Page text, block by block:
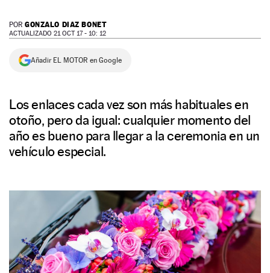
SERVICIOS
NEWSLETTER
POR GONZALO DIAZ BONET
ACTUALIZADO 21 OCT 17 - 10: 12
Añadir EL MOTOR en Google
Los enlaces cada vez son más habituales en
otoño, pero da igual: cualquier momento del
año es bueno para llegar a la ceremonia en un
vehículo especial.